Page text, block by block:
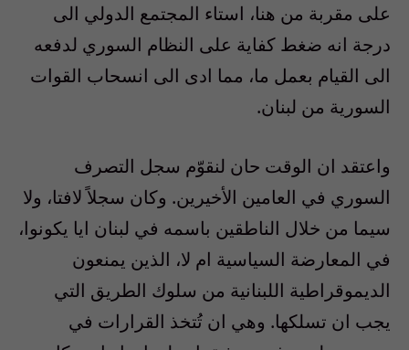
على مقربة من هنا، استاء المجتمع الدولي الى
درجة انه ضغط كفاية على النظام السوري لدفعه
الى القيام بعمل ما، مما ادى الى انسحاب القوات
السورية من لبنان.
واعتقد ان الوقت حان لنقوّم سجل التصرف
السوري في العامين الأخيرين. وكان سجلاً لافتا، ولا
سيما من خلال الناطقين باسمه في لبنان ايا يكونوا،
في المعارضة السياسية ام لا، الذين يمنعون
الديموقراطية اللبنانية من سلوك الطريق التي
يجب ان تسلكها. وهي ان تُتخذ القرارات في